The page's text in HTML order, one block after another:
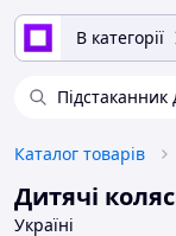
В категорії
Підстаканник
Каталог товарів
Дитячі
Україні